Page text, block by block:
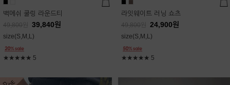
백메쉬 쿨링 라운드티
49,800 39,840원
size(S,M,L)
★★★★★ 5
라잇웨이트 러닝 쇼츠
49,800 24,900원
size(S,M,L)
★★★★★ 5